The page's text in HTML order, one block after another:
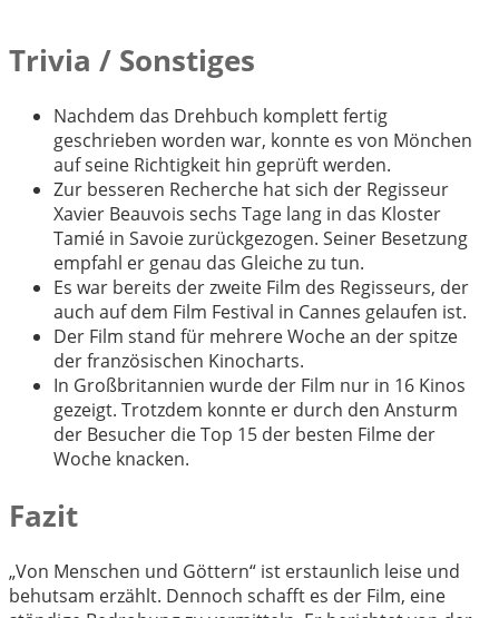
Trivia / Sonstiges
Nachdem das Drehbuch komplett fertig
geschrieben worden war, konnte es von Mönchen
auf seine Richtigkeit hin geprüft werden.
Zur besseren Recherche hat sich der Regisseur
Xavier Beauvois sechs Tage lang in das Kloster
Tamié in Savoie zurückgezogen. Seiner Besetzung
empfahl er genau das Gleiche zu tun.
Es war bereits der zweite Film des Regisseurs, der
auch auf dem Film Festival in Cannes gelaufen ist.
Der Film stand für mehrere Woche an der spitze
der französischen Kinocharts.
In Großbritannien wurde der Film nur in 16 Kinos
gezeigt. Trotzdem konnte er durch den Ansturm
der Besucher die Top 15 der besten Filme der
Woche knacken.
Fazit
„Von Menschen und Göttern“ ist erstaunlich leise und
behutsam erzählt. Dennoch schafft es der Film, eine